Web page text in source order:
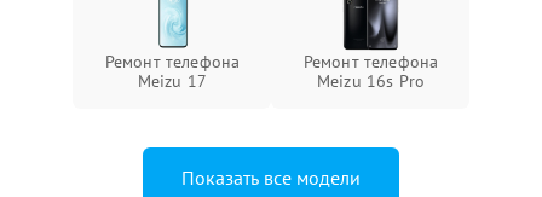
Ремонт телефона
Meizu 17
Ремонт телефона
Meizu 16s Pro
Показать все модели